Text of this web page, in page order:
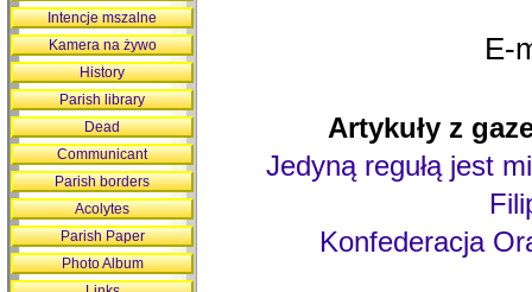
E-
Artykuły z
Jedyną regułą jest
Konfederacja
Intencje mszalne
Kamera na żywo
History
Parish library
Dead
Communicant
Parish borders
Acolytes
Parish Paper
Photo Album